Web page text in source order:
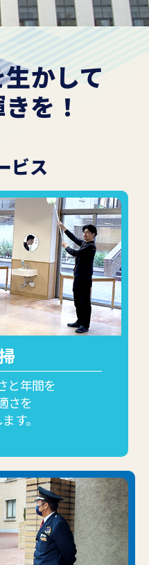
かして
を！
ビス
と年間を
さを
す。